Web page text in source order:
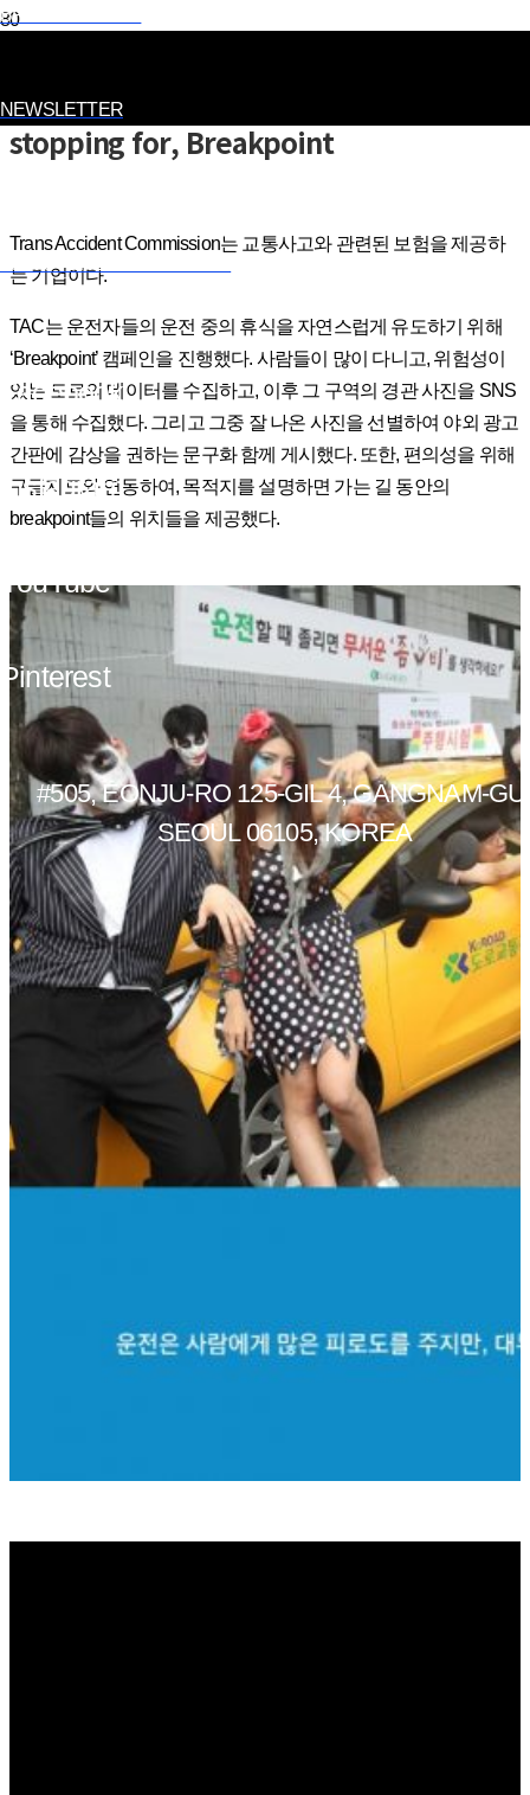
BRANDING NOW
NEWSLETTER
JOIN STONE NEWSLETTER
Facebook
Instagram
YouTube
Pinterest
#505, EONJU-RO 125-GIL 4, GANGNAM-
SEOUL 06105, KOREA
Showing you something worth
stopping for, Breakpoint
Trans Accident Commission는 교통사고와 관련된 보험을 제공하
는 기업이다.
TAC는 운전자들의 운전 중의 휴식을 자연스럽게 유도하기 위해
‘Breakpoint’ 캠페인을 진행했다. 사람들이 많이 다니고, 위험성이
있는 도로의 데이터를 수집하고, 이후 그 구역의 경관 사진을 SNS
을 통해 수집했다. 그리고 그중 잘 나온 사진을 선별하여 야외 광고
간판에 감상을 권하는 문구화 함께 게시했다. 또한, 편의성을 위해
구글지도와 연동하여, 목적지를 설명하면 가는 길 동안의
breakpoint들의 위치들을 제공했다.